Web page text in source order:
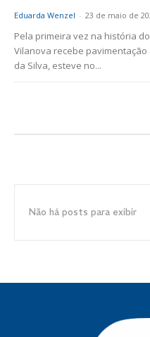
Eduarda Wenzel - 23 de maio de
Pela primeira vez na história
Vilanova recebe
da Silva, esteve no...
Não há posts para exibir